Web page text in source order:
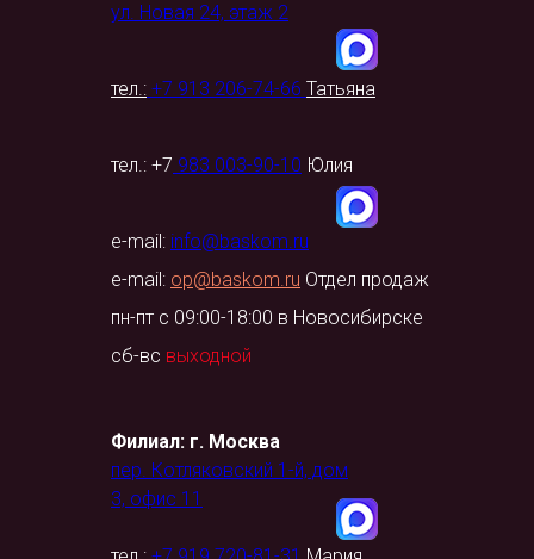
Филиал: г. Москва
пер. Котляковский 1-й, дом
3, офис 11
ул. Новая 24, этаж 2
тел.: +7 913 206-74-66 Татьяна
тел.: +7 983 003-90-10 Юлия
e-mail: info@baskom.ru
e-mail: op@baskom.ru Отдел продаж
пн-пт с 09:00-18:00 в Новосибирске
сб-вс выходной